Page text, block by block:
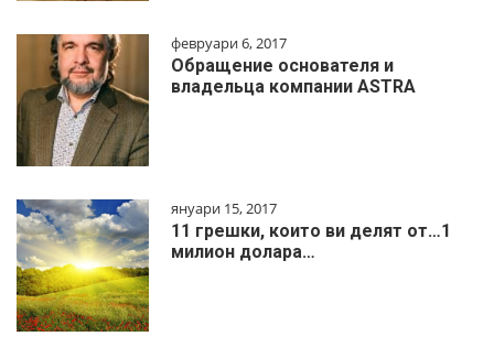
февруари 6, 2017
Обращение основателя и
владельца компании ASTRA
януари 15, 2017
11 грешки, които ви делят от…1
милиoн дoлapa…